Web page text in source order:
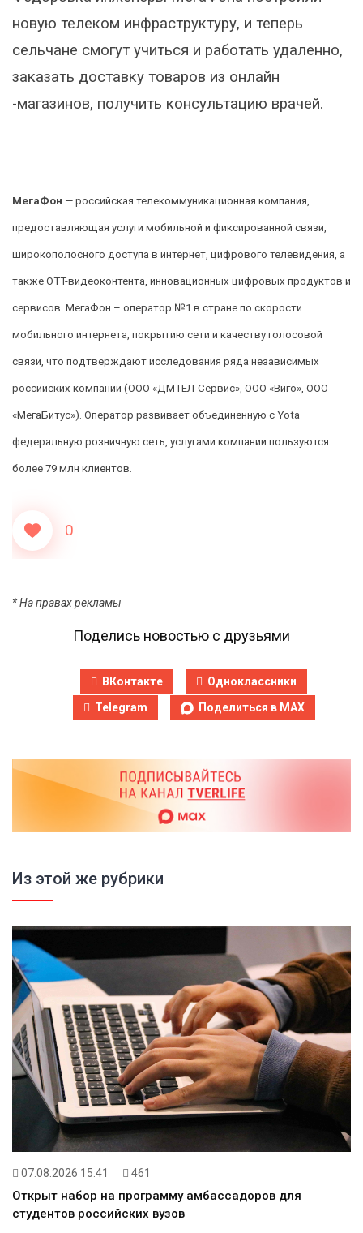
новую телеком инфраструктуру, и теперь
сельчане смогут учиться и работать удаленно,
заказать доставку товаров из онлайн
-магазинов, получить консультацию врачей.
МегаФон — российская телекоммуникационная компания,
предоставляющая услуги мобильной и фиксированной связи,
широкополосного доступа в интернет, цифрового телевидения, а
также OTT-видеоконтента, инновационных цифровых продуктов и
сервисов. МегаФон – оператор №1 в стране по скорости
мобильного интернета, покрытию сети и качеству голосовой
связи, что подтверждают исследования ряда независимых
российских компаний (ООО «ДМТЕЛ-Сервис», ООО «Виго», ООО
«МегаБитус»). Оператор развивает объединенную с Yota
федеральную розничную сеть, услугами компании пользуются
более 79 млн клиентов.
0
* На правах рекламы
Поделись новостью с друзьями
ВКонтакте
Одноклассники
Telegram
Поделиться в MAX
Из этой же рубрики
07.08.2026 15:41 461
Открыт набор на программу амбассадоров для
студентов российских вузов